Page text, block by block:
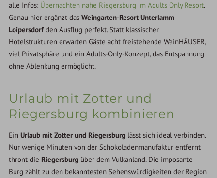
alle Infos: Übernachten nahe Riegersburg im Adults Only Resort.
Genau hier ergänzt dasWeingarten-Resort Unterlamm
Loipersdorfden Ausflug perfekt. Statt klassischer
Hotelstrukturen erwarten Gäste acht freistehende WeinHÄUSER,
viel Privatsphäre und ein Adults-Only-Konzept, das Entspannung
ohne Ablenkung ermöglicht.
Urlaub mit Zotter und
Riegersburg kombinieren
Ein Urlaub mit Zotter und Riegersburg lässt sich ideal verbinden.
Nur wenige Minuten von der Schokoladenmanufaktur entfernt
thront die Riegersburg über dem Vulkanland. Die imposante
Burg zählt zu den bekanntesten Sehenswürdigkeiten der Region